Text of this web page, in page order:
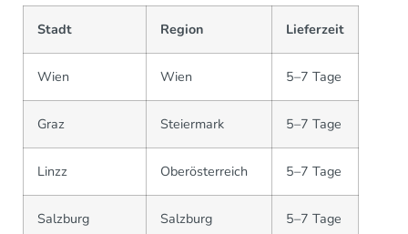
Stadt Region Lieferzeit
Wien Wien 5–7 Tage
Graz Steiermark 5–7 Tage
Linzz Oberösterreich 5–7 Tage
Salzburg Salzburg 5–7 Tage